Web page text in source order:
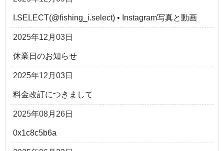
I.SELECT(@fishing_i.select) • Instagram写真と動画
2025年12月03日
休業日のお知らせ
2025年12月03日
料金改訂につきまして
2025年08月26日
0x1c8c5b6a